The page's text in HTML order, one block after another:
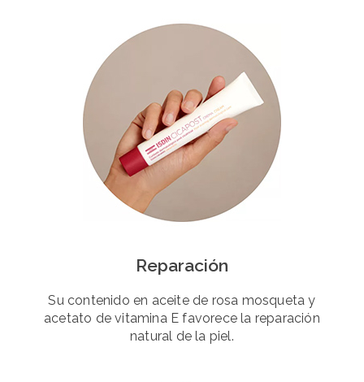
Reparación
Su contenido en aceite de rosa mosqueta y
acetato de vitamina E favorece la reparación
natural de la piel.